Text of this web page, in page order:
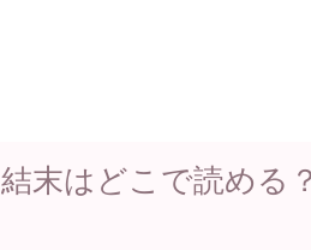
末はどこで読める